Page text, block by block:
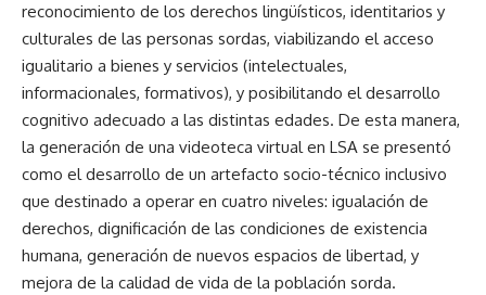
reconocimiento de los derechos lingüísticos, identitarios y
culturales de las personas sordas, viabilizando el acceso
igualitario a bienes y servicios (intelectuales,
informacionales, formativos), y posibilitando el desarrollo
cognitivo adecuado a las distintas edades. De esta manera,
la generación de una videoteca virtual en LSA se presentó
como el desarrollo de un artefacto socio-técnico inclusivo
que destinado a operar en cuatro niveles: igualación de
derechos, dignificación de las condiciones de existencia
humana, generación de nuevos espacios de libertad, y
mejora de la calidad de vida de la población sorda.